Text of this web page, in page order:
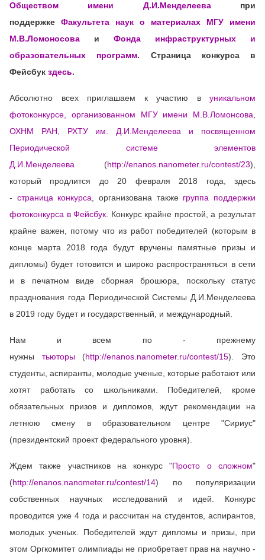
Обществом имени Д.И.Менделеевапри
поддержке Факультета наук о материалах МГУ имени
М.В.Ломоносова и Фонда инфраструктурных и
образовательных программ. Страница конкурса в
Фейсбук здесь.
Абсолютно всех приглашаем к участию в уникальном
фотоконкурсе, организованном МГУ имени М.В.Ломонсова,
ОХНМ РАН, РХТУ им. Д.И.Менделеева и посвященном
Периодической системе элементов
Д.И.Менделеева (http://enanos.nanometer.ru/contest/23),
который продлится до 20 февраля 2018 года, здесь
- страница конкурса , организована также группа поддержки
фотоконкурса в Фейсбук . Конкурс крайне простой, а результат
крайне важен, потому что из работ победителей (которым в
конце марта 2018 года будут вручены памятные призы и
дипломы) будет готовится и широко распространяться в сети
и в печатном виде сборная брошюра, поскольку статус
празднования года Периодической Системы Д.И.Менделеева
в 2019 году будет и государственный, и международный.
Нам и всем по - прежнему
нужны тьюторы(http://enanos.nanometer.ru/contest/15). Это
студенты, аспиранты, молодые ученые, которые работают или
хотят работать со школьниками. Победителей, кроме
обязательных призов и дипломов, ждут рекомендации на
летнюю смену в образовательном центре "Сириус"
(президентский проект федерального уровня).
Ждем также участников на конкурс "Просто о сложном"
(http://enanos.nanometer.ru/contest/14) по популяризации
собственных научных исследований и идей. Конкурс
проводится уже 4 года и рассчитан на студентов, аспирантов,
молодых ученых. Победителей ждут дипломы и призы, при
этом Оргкомитет олимпиады не приобретает прав на научно -